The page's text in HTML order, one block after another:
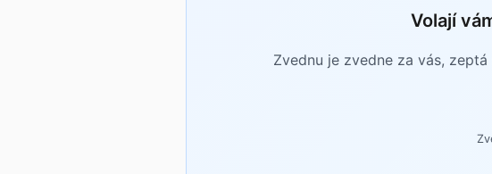
Volají
Zvednu je zvedne za vás,